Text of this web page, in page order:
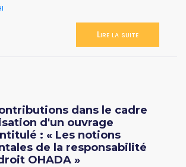
Lire la suite
dans le cadre
d'un ouvrage
: « Les notions
de la responsabilité
OHADA »